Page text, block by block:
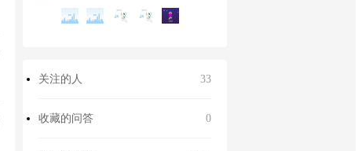
关注的人 33
收藏的问答 0